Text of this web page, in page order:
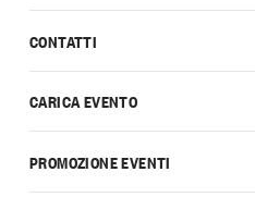
CONTATTI
CARICA EVENTO
PROMOZIONE EVENTI